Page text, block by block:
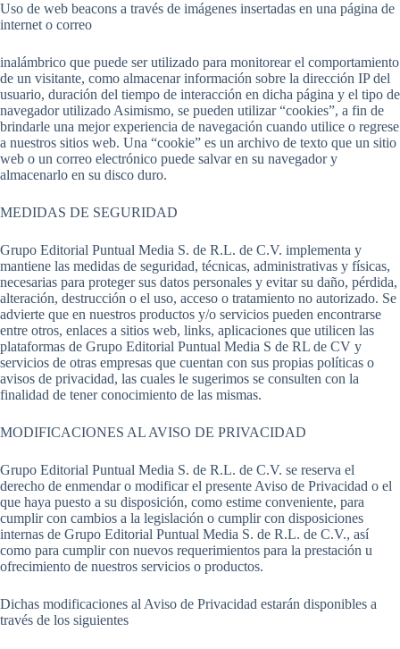
Uso de web beacons a través de imágenes insertadas en una página de
internet o correo
inalámbrico que puede ser utilizado para monitorear el comportamiento
de un visitante, como almacenar información sobre la dirección IP del
usuario, duración del tiempo de interacción en dicha página y el tipo de
navegador utilizado Asimismo, se pueden utilizar “cookies”, a fin de
brindarle una mejor experiencia de navegación cuando utilice o regrese
a nuestros sitios web. Una “cookie” es un archivo de texto que un sitio
web o un correo electrónico puede salvar en su navegador y
almacenarlo en su disco duro.
MEDIDAS DE SEGURIDAD
Grupo Editorial Puntual Media S. de R.L. de C.V. implementa y
mantiene las medidas de seguridad, técnicas, administrativas y físicas,
necesarias para proteger sus datos personales y evitar su daño, pérdida,
alteración, destrucción o el uso, acceso o tratamiento no autorizado. Se
advierte que en nuestros productos y/o servicios pueden encontrarse
entre otros, enlaces a sitios web, links, aplicaciones que utilicen las
plataformas de Grupo Editorial Puntual Media S de RL de CV y
servicios de otras empresas que cuentan con sus propias políticas o
avisos de privacidad, las cuales le sugerimos se consulten con la
finalidad de tener conocimiento de las mismas.
MODIFICACIONES AL AVISO DE PRIVACIDAD
Grupo Editorial Puntual Media S. de R.L. de C.V. se reserva el
derecho de enmendar o modificar el presente Aviso de Privacidad o el
que haya puesto a su disposición, como estime conveniente, para
cumplir con cambios a la legislación o cumplir con disposiciones
internas de Grupo Editorial Puntual Media S. de R.L. de C.V., así
como para cumplir con nuevos requerimientos para la prestación u
ofrecimiento de nuestros servicios o productos.
Dichas modificaciones al Aviso de Privacidad estarán disponibles a
través de los siguientes